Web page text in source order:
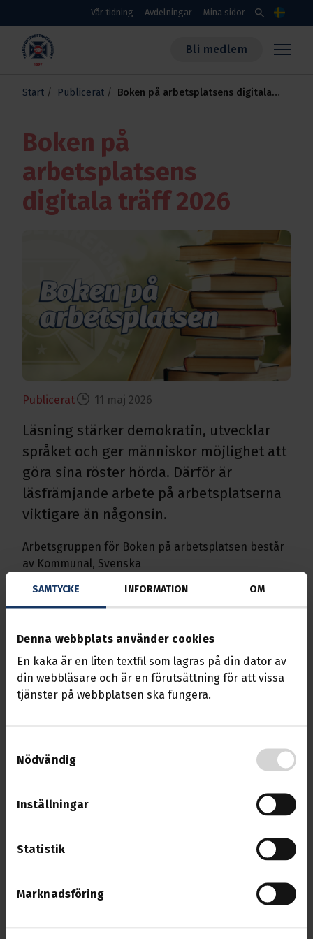
SAMTYCKE INFORMATION OM
Denna webbplats använder cookies
En kaka är en liten textfil som lagras på din dator av
din webbläsare och är en förutsättning för att vissa
tjänster på webbplatsen ska fungera.
Nödvändig
Inställningar
Statistik
Marknadsföring
Skippa till huvudinnehållet
Vår tidning Avdelningar Mina sidor search Språk
Transportarbetareförbundet
Bli medlem
Start Publicerat
Boken på arbetsplatsens digitala
Boken på
arbetsplatsens
digitala träff 2026
Publicerat 11 maj 2026
Läsning stärker demokratin, utvecklar
språket och ger människor möjlighet att
göra sina röster hörda. Därför är
läsfrämjande arbete på arbetsplatserna
viktigare än någonsin.
Arbetsgruppen för Boken på arbetsplatsen består
av Kommunal, Svenska
Arbetarskrivare
. Tillsammans arbetar
litteratur på arbetsplatser och bjuder nu in till
årets digitala träff för bokombud och andra
litteraturintresserade.
Datum: 26 maj 2026
Utdelning av pris för Årets arbetsplatsbibliotek
Att läsa inför valet
Träffen riktar sig till dig som arbetar med eller vill
utveckla läsfrämjande arbete på arbetsplatsen. Det